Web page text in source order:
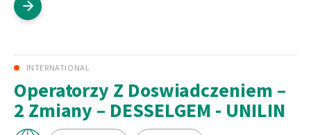
INTERNATIONAL
Operatorzy Z Doswiadczeniem –
2 Zmiany – DESSELGEM - UNILIN